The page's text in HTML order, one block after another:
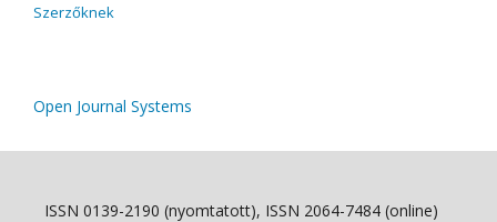
Szerzőknek
Open Journal Systems
ISSN 0139-2190 (nyomtatott), ISSN 2064-7484 (online)